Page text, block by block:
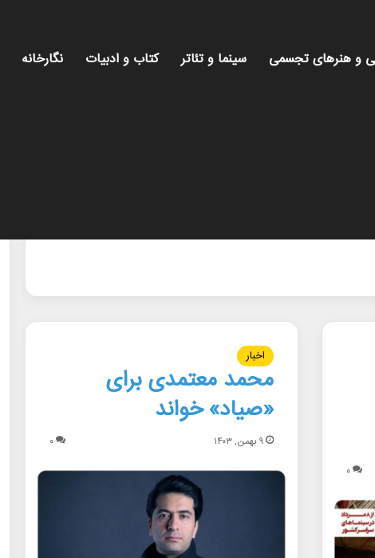
و هنرهای تجسمی سینما و تئاتر کتاب و ادبیات نگارخانه
۰
اخبار
محمد معتمدی برای
«صیاد» خواند
۹ بهمن, ۱۴۰۳ ۰